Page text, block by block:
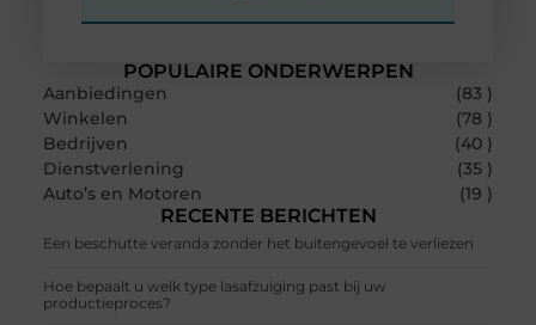
POPULAIRE ONDERWERPEN
Aanbiedingen
(83 )
Winkelen
(78 )
Bedrijven
(40 )
Dienstverlening
(35 )
Auto’s en Motoren
(19 )
RECENTE BERICHTEN
Een beschutte veranda zonder het buitengevoel te verliezen
Hoe bepaalt u welk type lasafzuiging past bij uw
productieproces?